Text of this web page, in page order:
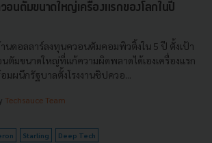
อนตัมขนาดใหญ่เครื่องแรกของโลกในปี
นดอลลาร์ลงทุนควอนตัมคอมพิวติ้งใน 5 ปี ตั้งเป้า
ตัมขนาดใหญ่ที่แก้ความผิดพลาดได้เองเครื่องแรก
มผนึกรัฐบาลตั้งโรงงานชิปควอ...
Techsauce Team
Starling Deep Tech